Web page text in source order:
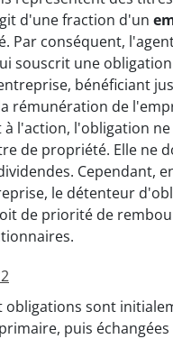
d'une fraction d'un
Par conséquent,
souscrit une
bénéficiant
rémunération de
l'action, l'obligation
de propriété. Elle ne
Cependant,
le détenteur
de priorité de
obligations sont
puis